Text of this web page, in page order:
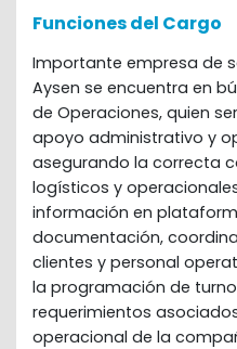
Funciones del Cargo
Importante empresa de
Aysen se encuentra en
de Operaciones, quien
apoyo administrativo y
asegurando la correcta
logísticos y
información en
documentación,
clientes y personal
la programación de
requerimientos
operacional de la